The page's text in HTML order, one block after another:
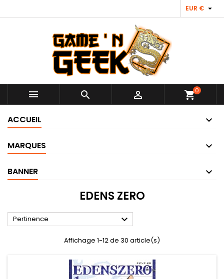
EUR € 
   shopping_cart0
ACCUEIL
MARQUES
BANNER
EDENS ZERO
Pertinence 
Affichage 1-12 de 30 article(s)